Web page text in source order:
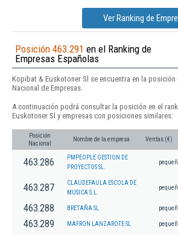
Ver Ranking de
Posición 463.291 en el Ranking de
Empresas Españolas
Kopibat & Euskotoner Sl se encuentra en la posición
Nacional de Empresas.
A continuación podrá consultar la posición en el
Euskotoner Sl y empresas con posiciones similares:
Posición
Nacional
Nombre de la empresa Ventas (€)
463.286
PMPEOPLE GESTION DE
PROYECTOS SL.
463.287
CLAUDEFAULA ESCOLA DE
MUSICA S.L.
463.288 BRETAÑA SL
463.289 MAFRON LANZAROTE SL